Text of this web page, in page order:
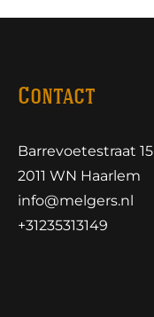
Contact
Barrevoetestraat 15
2011 WN Haarlem
info@melgers.nl
+31235313149